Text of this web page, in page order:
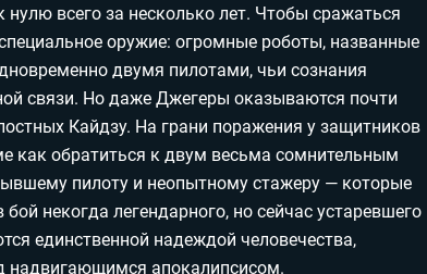
нулю всего за несколько лет. Чтобы сражаться
оружие: огромные роботы, названные
двумя пилотами, чьи сознания
связи. Но даже Джегеры оказываются почти
Кайдзу. На грани поражения у защитников
как обратиться к двум весьма сомнительным
пилоту и неопытному стажеру — которые
некогда легендарного, но сейчас устаревшего
единственной надеждой человечества,
надвигающимся апокалипсисом.